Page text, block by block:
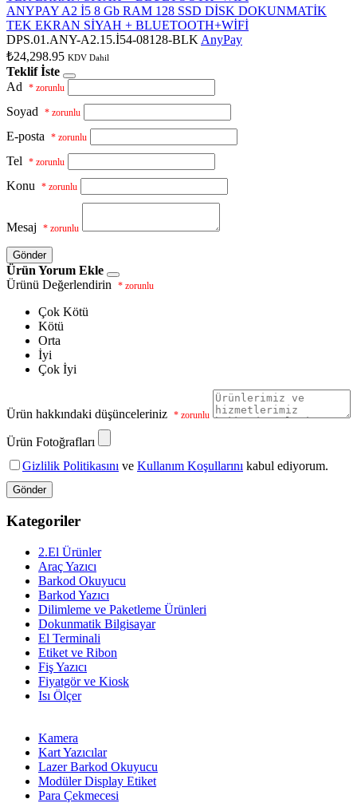
ANYPAY A2 İ5 8 Gb RAM 128 SSD DİSK DOKUNMATİK
TEK EKRAN SİYAH + BLUETOOTH+WİFİ
DPS.01.ANY-A2.15.İ54-08128-BLK AnyPay
₺24,298.95 KDV Dahil
Teklif İste
Ad
* zorunlu
Soyad * zorunlu
E-posta * zorunlu
Tel * zorunlu
Konu * zorunlu
Mesaj * zorunlu
Gönder
Ürün Yorum Ekle
Ürünü Değerlendirin
* zorunlu
Çok Kötü
Kötü
Orta
İyi
Çok İyi
Ürün hakkındaki düşünceleriniz * zorunlu
Ürün Fotoğrafları
Gizlilik Politikasını ve Kullanım Koşullarını kabul ediyorum.
Gönder
Kategoriler
2.El Ürünler
Araç Yazıcı
Barkod Okuyucu
Barkod Yazıcı
Dilimleme ve Paketleme Ürünleri
Dokunmatik Bilgisayar
El Terminali
Etiket ve Ribon
Fiş Yazıcı
Fiyatgör ve Kiosk
Isı Ölçer
Kamera
Kart Yazıcılar
Lazer Barkod Okuyucu
Modüler Display Etiket
Para Çekmecesi